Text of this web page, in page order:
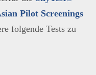
Pilot Screenings
folgende Tests zu